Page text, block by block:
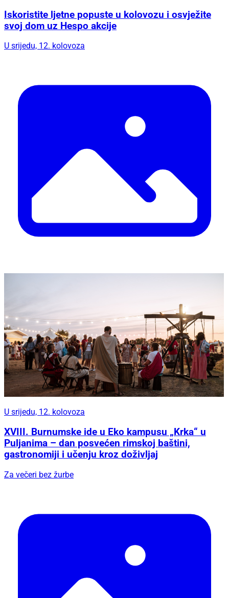
Iskoristite ljetne popuste u kolovozu i osvježite
svoj dom uz Hespo akcije
U srijedu, 12. kolovoza
U srijedu, 12. kolovoza
XVIII. Burnumske ide u Eko kampusu „Krka“ u
Puljanima – dan posvećen rimskoj baštini,
gastronomiji i učenju kroz doživljaj
Za večeri bez žurbe